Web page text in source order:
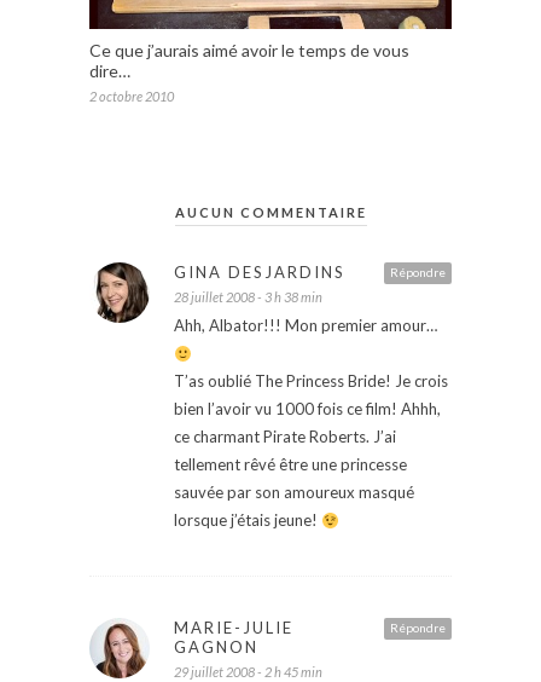
Ce que j’aurais aimé avoir le temps de vous
dire…
2 octobre 2010
AUCUN COMMENTAIRE
Répondre
GINA DESJARDINS
28 juillet 2008 - 3 h 38 min
Ahh, Albator!!! Mon premier amour…
T’as oublié The Princess Bride! Je crois
bien l’avoir vu 1000 fois ce film! Ahhh,
ce charmant Pirate Roberts. J’ai
tellement rêvé être une princesse
sauvée par son amoureux masqué
lorsque j’étais jeune!
Répondre
MARIE-JULIE
GAGNON
29 juillet 2008 - 2 h 45 min